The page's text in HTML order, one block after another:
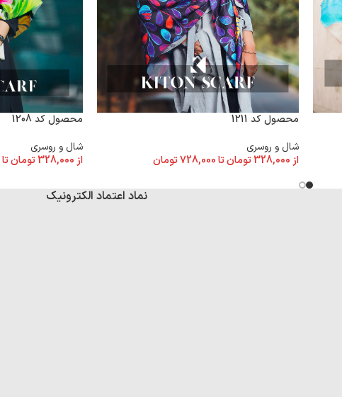
محصول کد 1211
شال و روسری
از 328,000تومانتا728,000تومان
محصول کد 1208
شال و روسری
از 328,000 تومانتا
نماد اعتماد الکترونیک